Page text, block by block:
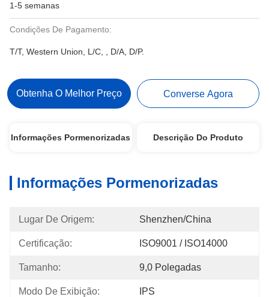
1-5 semanas
Condições De Pagamento:
T/T, Western Union, L/C, , D/A, D/P.
Obtenha O Melhor Preço Converse Agora
Informações Pormenorizadas Descrição Do Produto
Informações Pormenorizadas
Lugar De Origem: Shenzhen/China
Certificação: ISO9001 / ISO14000
Tamanho: 9,0 Polegadas
Modo De Exibição: IPS